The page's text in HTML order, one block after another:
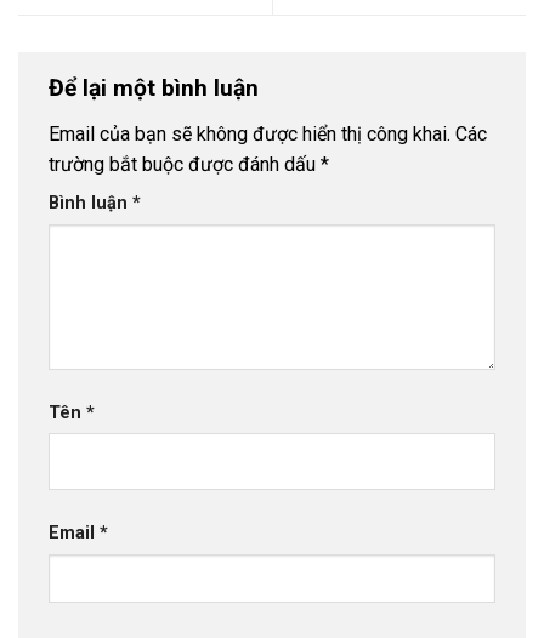
Để lại một bình luận
Email của bạn sẽ không được hiển thị công khai. Các
trường bắt buộc được đánh dấu *
Bình luận *
Tên *
Email *